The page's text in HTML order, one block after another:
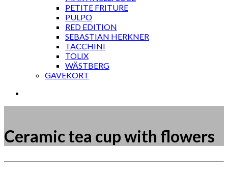
PETITE FRITURE
PULPO
RED EDITION
SEBASTIAN HERKNER
TACCHINI
TOLIX
WÄSTBERG
GAVEKORT
Ceramic tea cup with flowers